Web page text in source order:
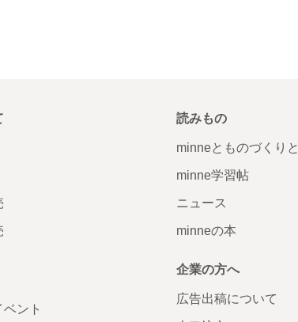
ント
読みもの
minneとものづくりと
minne学習帖
ニュース
minneの本
企業の方へ
広告出稿について